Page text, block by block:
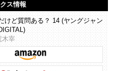
ス情報
けど質問ある？ 14 (ヤングジャン
木宰